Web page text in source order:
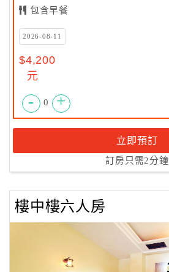
包含早餐
2026-08-11
$4,200
元
- 0 +
立即預訂
訂房只需2分鐘
樓中樓六人房